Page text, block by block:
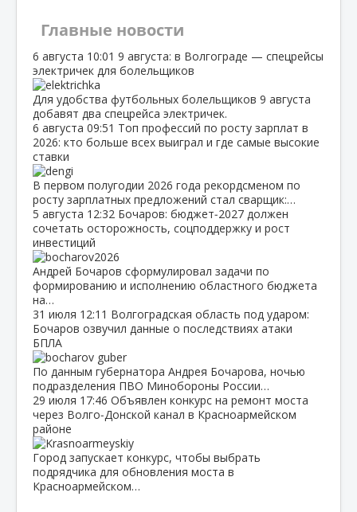
Главные новости
6 августа 10:01 9 августа: в Волгограде — спецрейсы
электричек для болельщиков
Для удобства футбольных болельщиков 9 августа
добавят два спецрейса электричек.
6 августа 09:51 Топ профессий по росту зарплат в
2026: кто больше всех выиграл и где самые высокие
ставки
В первом полугодии 2026 года рекордсменом по
росту зарплатных предложений стал сварщик:…
5 августа 12:32 Бочаров: бюджет‑2027 должен
сочетать осторожность, соцподдержку и рост
инвестиций
Андрей Бочаров сформулировал задачи по
формированию и исполнению областного бюджета
на…
31 июля 12:11 Волгоградская область под ударом:
Бочаров озвучил данные о последствиях атаки
БПЛА
По данным губернатора Андрея Бочарова, ночью
подразделения ПВО Минобороны России…
29 июля 17:46 Объявлен конкурс на ремонт моста
через Волго‑Донской канал в Красноармейском
районе
Город запускает конкурс, чтобы выбрать
подрядчика для обновления моста в
Красноармейском…